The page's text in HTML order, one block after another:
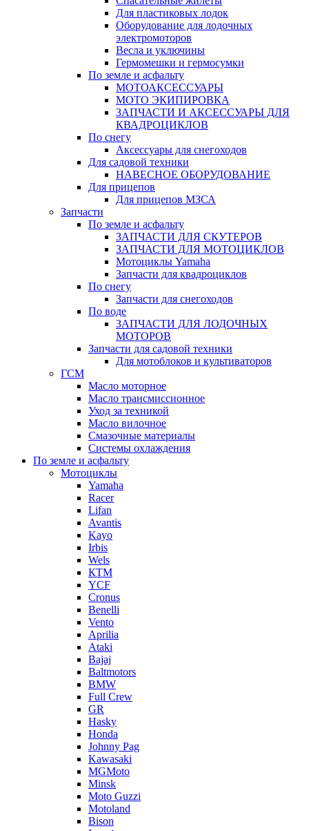
Для пластиковых лодок
Оборудование для лодочных
электромоторов
Весла и уключины
Гермомешки и гермосумки
По земле и асфальту
МОТОАКСЕССУАРЫ
МОТО ЭКИПИРОВКА
ЗАПЧАСТИ И АКСЕССУАРЫ ДЛЯ
КВАДРОЦИКЛОВ
По снегу
Аксессуары для снегоходов
Для садовой техники
НАВЕСНОЕ ОБОРУДОВАНИЕ
Для прицепов
Для прицепов МЗСА
Запчасти
По земле и асфальту
ЗАПЧАСТИ ДЛЯ СКУТЕРОВ
ЗАПЧАСТИ ДЛЯ МОТОЦИКЛОВ
Мотоциклы Yamaha
Запчасти для квадроциклов
По снегу
Запчасти для снегоходов
По воде
ЗАПЧАСТИ ДЛЯ ЛОДОЧНЫХ
МОТОРОВ
Запчасти для садовой техники
Для мотоблоков и культиваторов
ГСМ
Масло моторное
Масло трансмиссионное
Уход за техникой
Масло вилочное
Смазочные материалы
Системы охлаждения
По земле и асфальту
Мотоциклы
Yamaha
Racer
Lifan
Avantis
Kayo
Irbis
Wels
КТМ
YCF
Cronus
Benelli
Vento
Aprilia
Ataki
Bajaj
Baltmotors
BMW
Full Crew
GR
Hasky
Honda
Johnny Pag
Kawasaki
MGMoto
Minsk
Moto Guzzi
Motoland
Bison